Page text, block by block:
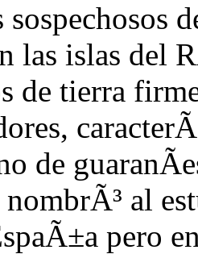
las islas del
de tierra
de
al
pero